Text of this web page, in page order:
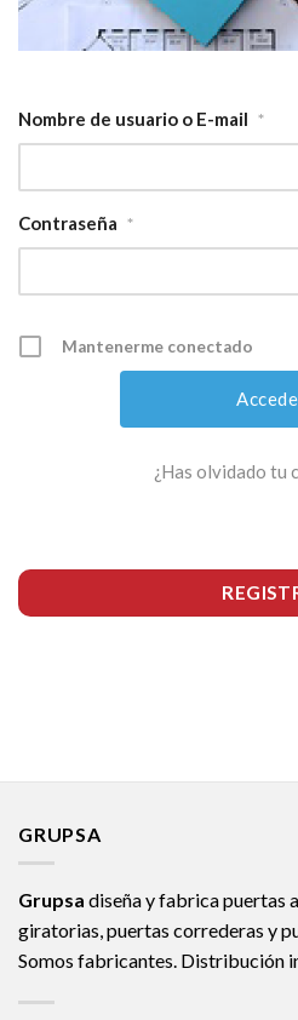
Nombre de usuario o E-mail *
Contraseña *
Mantenerme conectado
¿Has olvidado tu
GRUPSA
Grupsa diseña y fabrica puertas
giratorias, puertas correderas y
Somos fabricantes. Distribución